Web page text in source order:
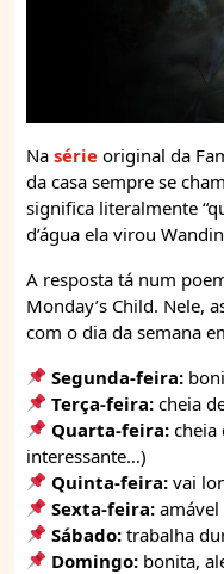
Na série original da
da casa sempre se
significa literalmente
d’água ela virou
A resposta tá num
Monday’s Child. Nele,
com o dia da semana
Segunda-feira:
Terça-feira:cheia
Quarta-feira:cheia
interessante…)
Quinta-feira:vai
Sexta-feira:amável
Sábado:trabalha
Domingo: bonita,